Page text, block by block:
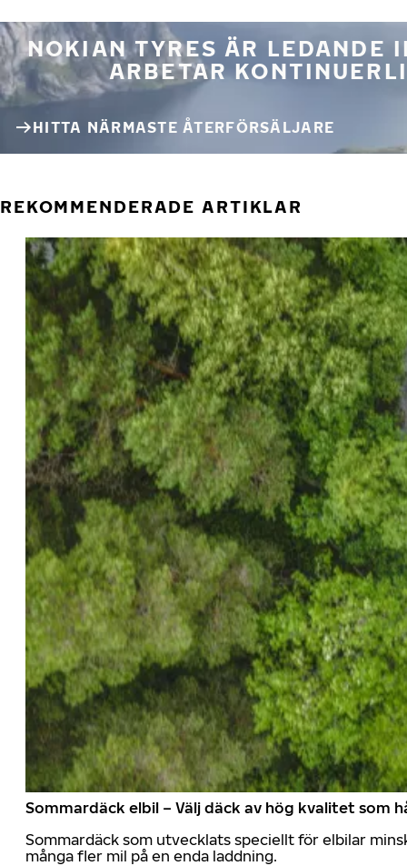
NOKIAN TYRES ÄR LEDANDE
ARBETAR
HITTA NÄRMASTE ÅTERFÖRSÄLJARE
REKOMMENDERADE ARTIKLAR
Sommardäck elbil – Välj däck av hög kvalitet som
Sommardäck som utvecklats speciellt för elbilar
många fler mil på en enda laddning.